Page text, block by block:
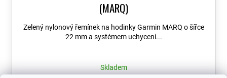
(MARQ)
Zelený nylonový řemínek na hodinky Garmin MARQ o šířce
22 mm a systémem uchycení...
Skladem